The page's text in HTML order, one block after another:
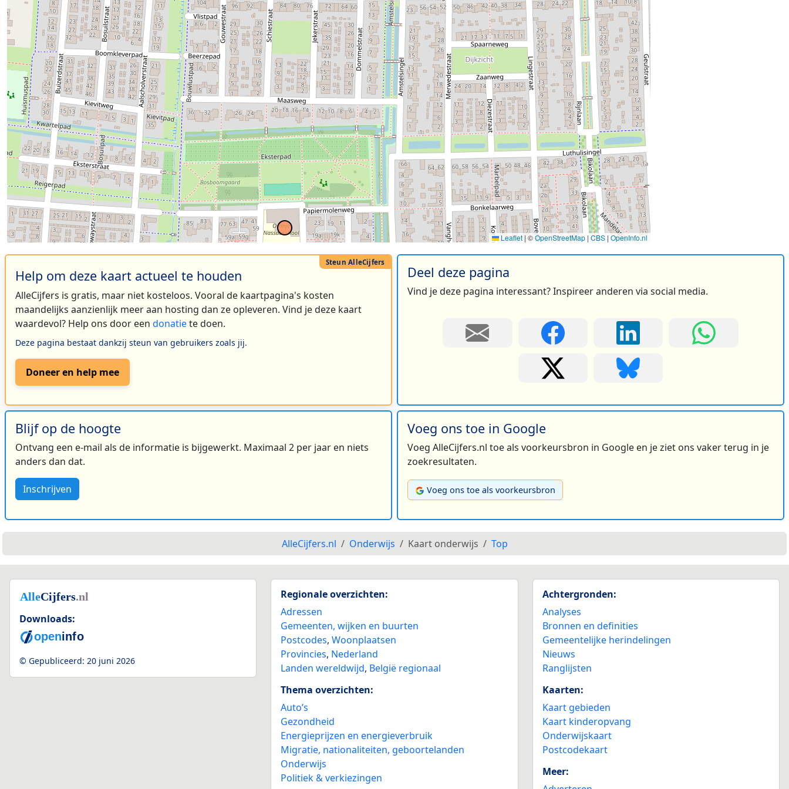
Leaflet | ©OpenStreetMap | CBS | OpenInfo.nl
Help om deze kaart actueel te houden
AlleCijfers is gratis, maar niet kosteloos. Vooral de kaartpagina's kosten
maandelijks aanzienlijk meer aan hosting dan ze opleveren. Vind je deze kaart
waardevol? Help ons door een donatiete doen.
Deze pagina bestaat dankzij steun van gebruikers zoals jij.
Doneer en help mee
Deel deze pagina
Vind je deze pagina interessant? Inspireer anderen via social media.
Blijf op de hoogte
Ontvang een e-mail als de informatie is bijgewerkt. Maximaal 2 per jaar en niets
anders dan dat.
Inschrijven
Voeg ons toe in Google
Voeg AlleCijfers.nl toe als voorkeursbron in Google en je ziet ons vaker terug in je
zoekresultaten.
Voeg ons toe als voorkeursbron
AlleCijfers.nl Onderwijs Kaart onderwijs Top
Downloads:
© Gepubliceerd: 20 juni 2026
Regionale overzichten:
Adressen
Gemeenten, wijken en buurten
Postcodes,Woonplaatsen
Provincies, Nederland
Landen wereldwijd, België regionaal
Thema overzichten:
Auto’s
Gezondheid
Energieprijzen en energieverbruik
Migratie, nationaliteiten, geboortelanden
Onderwijs
Politiek & verkiezingen
Achtergronden:
Analyses
Bronnen en definities
Gemeentelijke herindelingen
Nieuws
Ranglijsten
Kaarten:
Kaart gebieden
Kaart kinderopvang
Onderwijskaart
Postcodekaart
Meer: